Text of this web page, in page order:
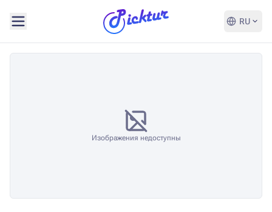
RU
Изображения недоступны